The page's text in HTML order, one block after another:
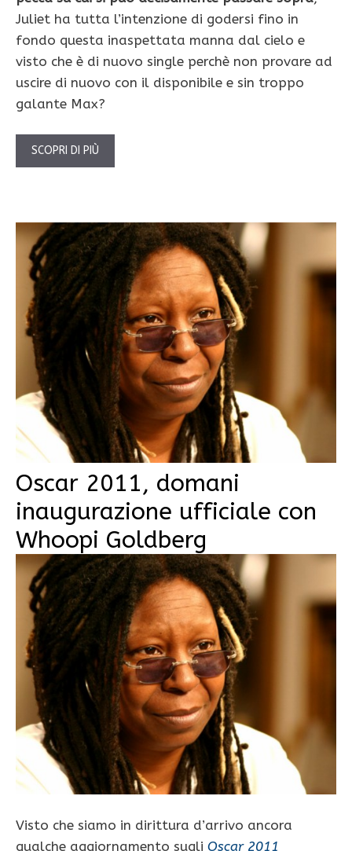
Juliet ha tutta l’intenzione di godersi fino in
fondo questa inaspettata manna dal cielo e
visto che è di nuovo single perchè non provare ad
uscire di nuovo con il disponibile e sin troppo
galante Max?
SCOPRI DI PIÙ
Oscar 2011, domani
inaugurazione ufficiale con
Whoopi Goldberg
Visto che siamo in dirittura d’arrivo ancora
qualche aggiornamento sugli Oscar 2011